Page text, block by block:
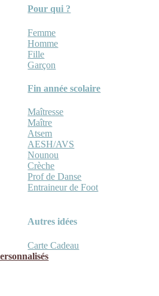
Pour qui ?
Femme
Homme
Fille
Garçon
Fin année scolaire
Maîtresse
Maître
Atsem
AESH/AVS
Nounou
Crèche
Prof de Danse
Entraineur de Foot
Autres idées
Carte Cadeau